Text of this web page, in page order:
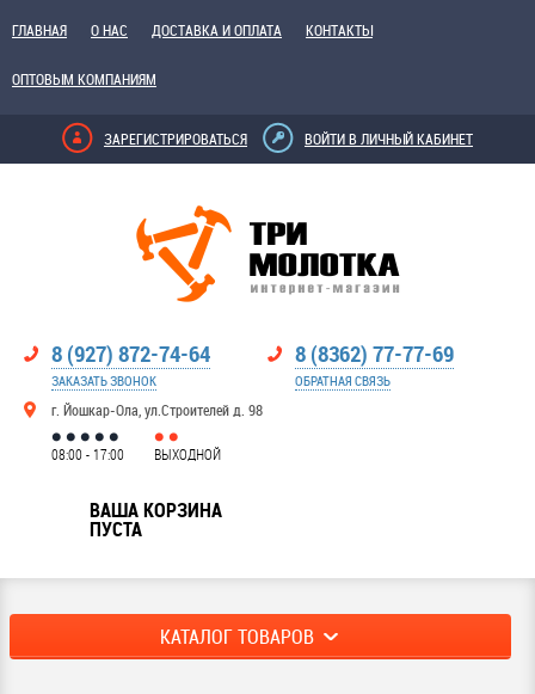
ГЛАВНАЯ О НАС ДОСТАВКА И ОПЛАТА КОНТАКТЫ
ОПТОВЫМ КОМПАНИЯМ
ЗАРЕГИСТРИРОВАТЬСЯ ВОЙТИ В ЛИЧНЫЙ КАБИНЕТ
8 (927) 872-74-64
ЗАКАЗАТЬ ЗВОНОК
г. Йошкар-Ола, ул.Строителей д. 98
8 (8362) 77-77-69
ОБРАТНАЯ СВЯЗЬ
08:00 - 17:00 ВЫХОДНОЙ
ВАША КОРЗИНА
ПУСТА
КАТАЛОГ ТОВАРОВ